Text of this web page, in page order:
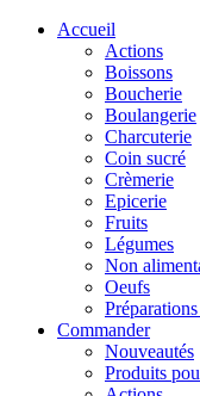
Accueil
Actions
Boissons
Boucherie
Boulangerie
Charcuterie
Coin sucré
Crèmerie
Epicerie
Fruits
Légumes
Non
Oeufs
Commander
Nouveautés
Produits